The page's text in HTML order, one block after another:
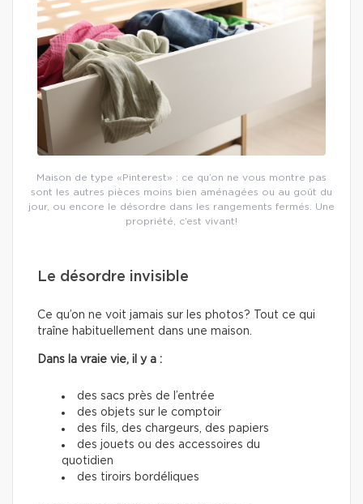
Maison de type «Pinterest» : ce qu’on ne vous montre pas
sont les autres pièces moins bien aménagées ou au goût du
jour, ou encore le désordre dans les rangements fermés. Une
propriété, c’est vivant!
Le désordre invisible
Ce qu’on ne voit jamais sur les photos? Tout ce qui
traîne habituellement dans une maison.
Dans la vraie vie, il y a :
des sacs près de l’entrée
des objets sur le comptoir
des fils, des chargeurs, des papiers
des jouets ou des accessoires du
quotidien
des tiroirs bordéliques